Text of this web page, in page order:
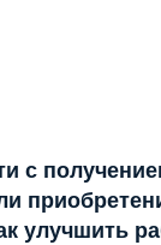
с
улучшить